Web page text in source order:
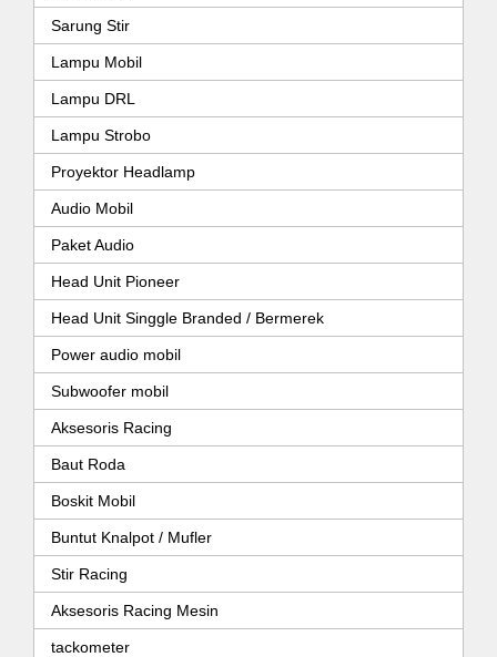
Sarung Stir
Lampu Mobil
Lampu DRL
Lampu Strobo
Proyektor Headlamp
Audio Mobil
Paket Audio
Head Unit Pioneer
Head Unit Singgle Branded / Bermerek
Power audio mobil
Subwoofer mobil
Aksesoris Racing
Baut Roda
Boskit Mobil
Buntut Knalpot / Mufler
Stir Racing
Aksesoris Racing Mesin
tackometer